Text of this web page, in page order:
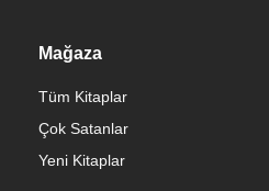
Mağaza
Tüm Kitaplar
Çok Satanlar
Yeni Kitaplar